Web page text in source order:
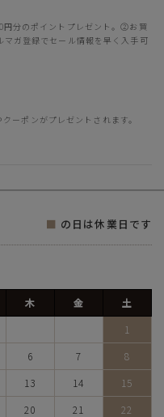
分のポイントプレゼント。②お買
ガ登録でセール情報を早く入手可
ーポンがプレゼントされます。
■ の日は休業日です
木 金
土
1
6 7
8
13 14
15
20 21
22